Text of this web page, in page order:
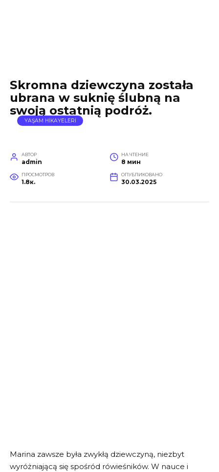
Skromna dziewczyna została
ubrana w suknię ślubną na
swoją ostatnią podróż.
YAŞAM HİKAYELERİ
АВТОР
admin
НА ЧТЕНИЕ
8 мин
ПРОСМОТРОВ
1.8к.
ОПУБЛИКОВАНО
30.03.2025
Marina zawsze była zwykłą dziewczyną, niezbyt
wyróżniającą się spośród rówieśników. W nauce i